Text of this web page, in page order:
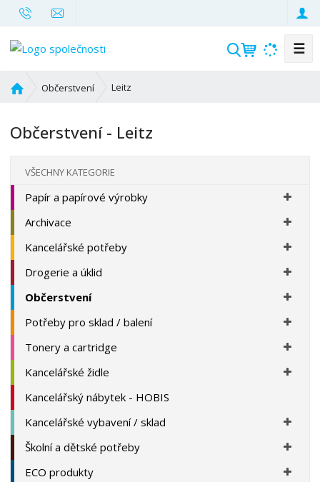
V
☰
v
d
t
a
n
Občerstvení Leitz
Občerstvení - Leitz
VŠECHNY KATEGORIE
Papír a papírové výrobky
Archivace
Kancelářské potřeby
Drogerie a úklid
Občerstvení
Potřeby pro sklad / balení
Tonery a cartridge
Kancelářské židle
Kancelářský nábytek - HOBIS
Kancelářské vybavení / sklad
Školní a dětské potřeby
ECO produkty